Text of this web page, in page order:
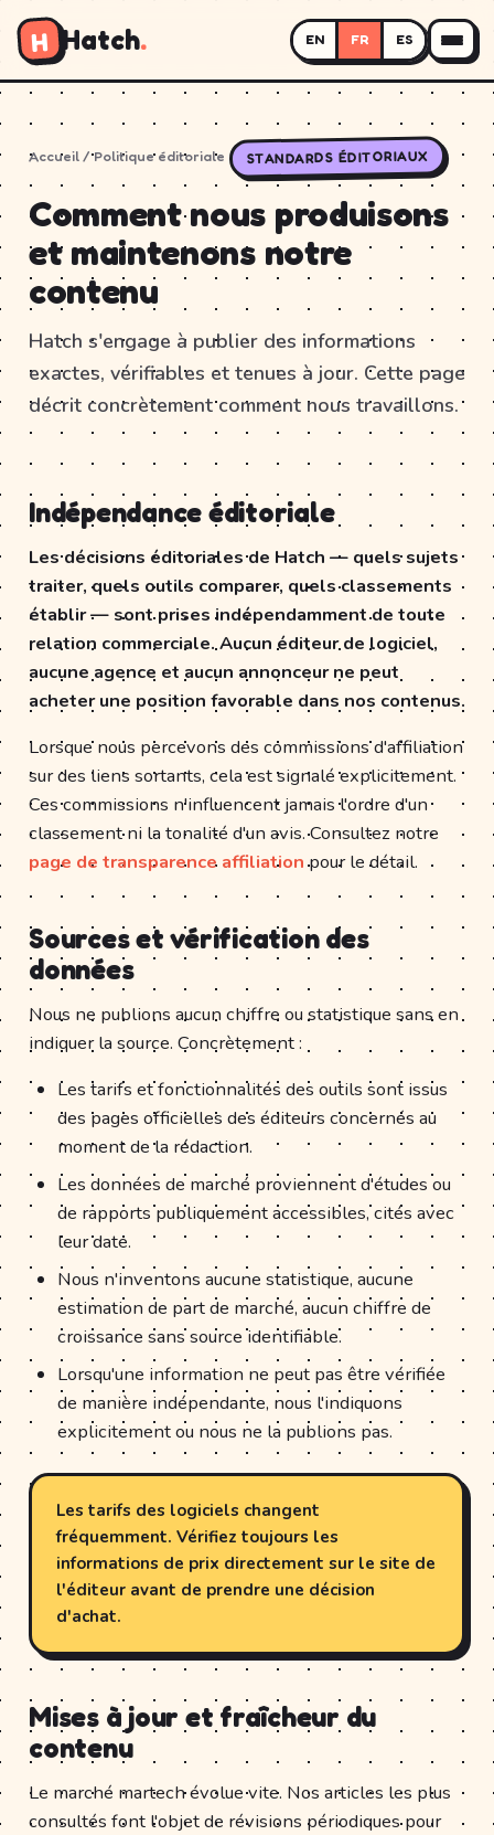
H Hatch. EN FR ES
Accueil / Politique éditoriale STANDARDS ÉDITORIAUX
Comment nous produisons
et maintenons notre
contenu
Hatch s'engage à publier des informations
exactes, vérifiables et tenues à jour. Cette page
décrit concrètement comment nous travaillons.
Indépendance éditoriale
Les décisions éditoriales de Hatch — quels sujets
traiter, quels outils comparer, quels classements
établir — sont prises indépendamment de toute
relation commerciale. Aucun éditeur de logiciel,
aucune agence et aucun annonceur ne peut
acheter une position favorable dans nos contenus.
Lorsque nous percevons des commissions d'affiliation
sur des liens sortants, cela est signalé explicitement.
Ces commissions n'influencent jamais l'ordre d'un
classement ni la tonalité d'un avis. Consultez notre
page de transparence affiliationpour le détail.
Sources et vérification des
données
Nous ne publions aucun chiffre ou statistique sans en
indiquer la source. Concrètement :
Les tarifs et fonctionnalités des outils sont issus
des pages officielles des éditeurs concernés au
moment de la rédaction.
Les données de marché proviennent d'études ou
de rapports publiquement accessibles, cités avec
leur date.
Nous n'inventons aucune statistique, aucune
estimation de part de marché, aucun chiffre de
croissance sans source identifiable.
Lorsqu'une information ne peut pas être vérifiée
de manière indépendante, nous l'indiquons
explicitement ou nous ne la publions pas.
Les tarifs des logiciels changent
fréquemment. Vérifiez toujours les
informations de prix directement sur le site de
l'éditeur avant de prendre une décision
d'achat.
Mises à jour et fraîcheur du
contenu
Le marché martech évolue vite. Nos articles les plus
consultés font l'objet de révisions périodiques pour